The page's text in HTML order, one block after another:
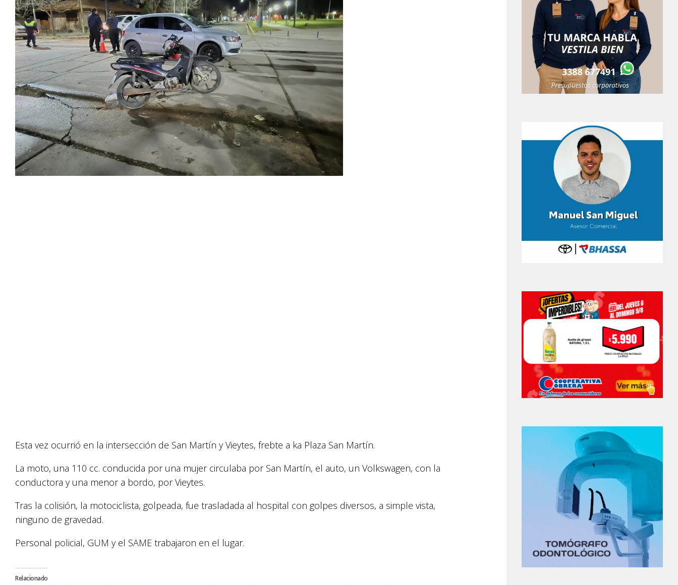
Esta vez ocurrió en la intersección de San Martín y Vieytes, frebte a ka Plaza San Martín.
La moto, una 110 cc. conducida por una mujer circulaba por San Martín, el auto, un Volkswagen, con la
conductora y una menor a bordo, por Vieytes.
Tras la colisión, la motociclista, golpeada, fue trasladada al hospital con golpes diversos, a simple vista,
ninguno de gravedad.
Personal policial, GUM y el SAME trabajaron en el lugar.
Relacionado